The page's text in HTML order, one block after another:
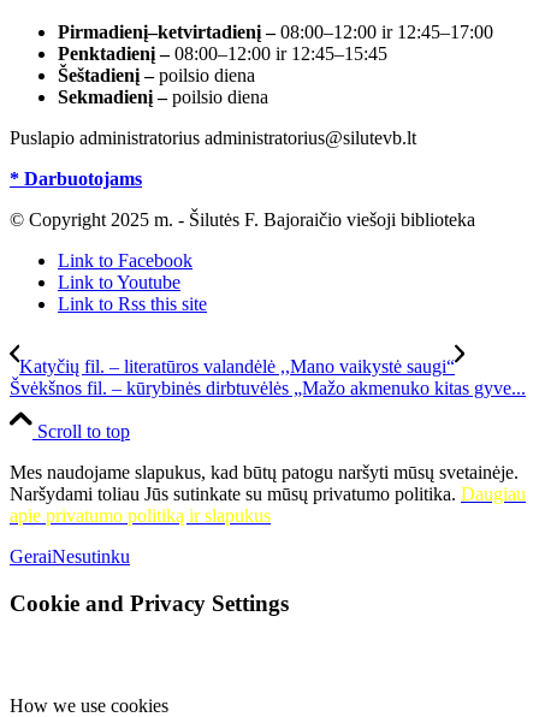
Pirmadienį–ketvirtadienį –08:00–12:00 ir 12:45–17:00
Penktadienį –08:00–12:00 ir 12:45–15:45
Šeštadienį –poilsio diena
Sekmadienį –poilsio diena
Puslapio administratorius administratorius@silutevb.lt
* Darbuotojams
© Copyright 2025 m. - Šilutės F. Bajoraičio viešoji biblioteka
Link to Facebook
Link to Youtube
Link to Rss this site
Katyčių fil. – literatūros valandėlė ,,Mano vaikystė saugi“
Švėkšnos fil. – kūrybinės dirbtuvėlės „Mažo akmenuko kitas gyve...
Scroll to top
Mes naudojame slapukus, kad būtų patogu naršyti mūsų svetainėje.
Naršydami toliau Jūs sutinkate su mūsų privatumo politika. Daugiau
apie privatumo politiką ir slapukus
GeraiNesutinku
Cookie and Privacy Settings
How we use cookies